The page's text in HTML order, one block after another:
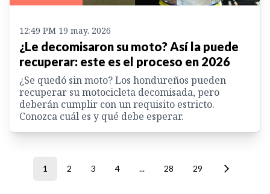
12:49 PM 19 may. 2026
¿Le decomisaron su moto? Así la puede
recuperar: este es el proceso en 2026
¿Se quedó sin moto? Los hondureños pueden
recuperar su motocicleta decomisada, pero
deberán cumplir con un requisito estricto.
Conozca cuál es y qué debe esperar.
1 2 3 4 ... 28 29